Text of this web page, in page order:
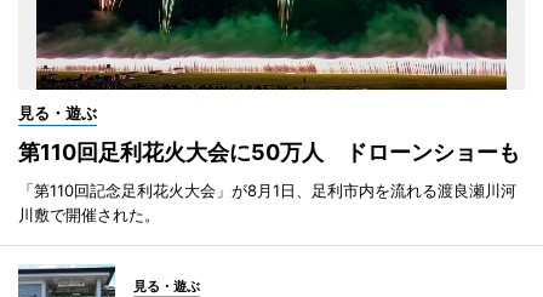
見る・遊ぶ
第110回足利花火大会に50万人 ドローンショーも
「第110回記念足利花火大会」が8月1日、足利市内を流れる渡良瀬川河
川敷で開催された。
見る・遊ぶ